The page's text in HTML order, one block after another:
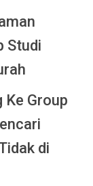
Studi
Ke Group
di